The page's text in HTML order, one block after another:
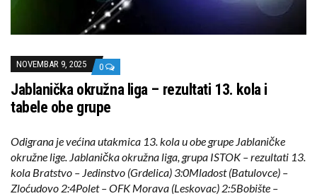
NOVEMBAR 9, 2025 0
Jablanička okružna liga – rezultati 13. kola i
tabele obe grupe
Odigrana je većina utakmica 13. kola u obe grupe Jablaničke
okružne lige. Jablanička okružna liga, grupa ISTOK – rezultati 13.
kola Bratstvo – Jedinstvo (Grdelica) 3:0Mladost (Batulovce) –
Zloćudovo 2:4Polet – OFK Morava (Leskovac) 2:5Bobište –